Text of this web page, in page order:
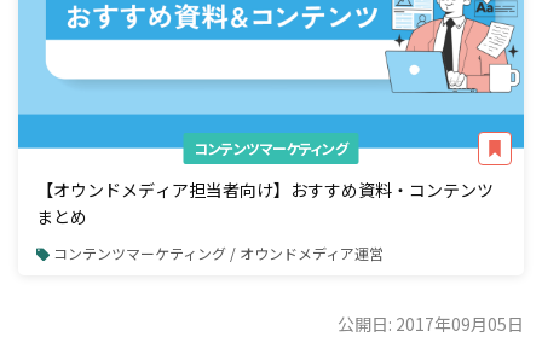
コンテンツマーケティング
【オウンドメディア担当者向け】おすすめ資料・コンテンツ
まとめ
コンテンツマーケティング / オウンドメディア運営
公開日: 2017年09月05日